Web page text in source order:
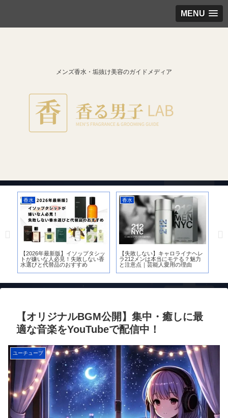
MENU
メンズ香水・垢抜け美容のガイドメディア
香水
【2026年最新版】イソップタシッ
トが嫌いな人必見！失敗しない香
水選びと代替品のおすすめ
香水
【失敗しない】キャロライナヘレ
ラ212メンは本当にモテる？魅力
と注意点｜芸能人愛用の理由
【オリジナルBGM公開】集中・癒しに最
適な音楽をYouTubeで配信中！
ユーチューブ